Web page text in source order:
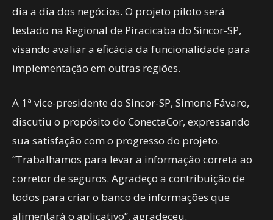
dia a dia dos negócios. O projeto piloto será
testado na Regional de Piracicaba do Sincor-SP,
visando avaliar a eficácia da funcionalidade para
implementação em outras regiões.
A 1ª vice-presidente do Sincor-SP, Simone Fávaro,
discutiu o propósito do ConectaCor, expressando
sua satisfação com o progresso do projeto.
“Trabalhamos para levar a informação correta ao
corretor de seguros. Agradeço a contribuição de
todos para criar o banco de informações que
alimentará o aplicativo”, agradeceu.